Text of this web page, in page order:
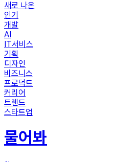
새로 나온
인기
개발
AI
IT서비스
기획
디자인
비즈니스
프로덕트
커리어
트렌드
스타트업
물어봐